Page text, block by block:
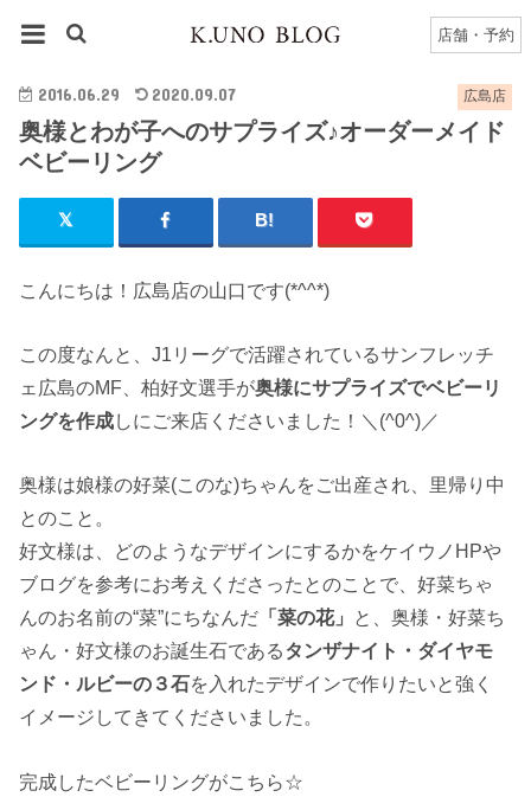
店舗・予約
奥様とわが子へのサプライズ♪オーダーメイドベビーリング
広島店
2016.06.29 2020.09.07
奥様とわが子へのサプライズ♪オーダーメイド
ベビーリング
こんにちは！広島店の山口です(*^^*)
この度なんと、J1リーグで活躍されているサンフレッチ
ェ広島のMF、柏好文選手が奥様にサプライズでベビーリ
ングを作成しにご来店くださいました！＼(^0^)／
奥様は娘様の好菜(このな)ちゃんをご出産され、里帰り中
とのこと。
好文様は、どのようなデザインにするかをケイウノHPや
ブログを参考にお考えくださったとのことで、好菜ちゃ
んのお名前の“菜”にちなんだ 「菜の花」 と、奥様・好菜ち
ゃん・好文様のお誕生石であるタンザナイト・ダイヤモ
ンド・ルビーの３石を入れたデザインで作りたいと強く
イメージしてきてくださいました。
完成したベビーリングがこちら☆